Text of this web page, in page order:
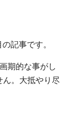
記事です。
期的な事がし
。大抵やり尽